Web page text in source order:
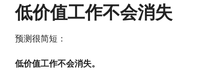
低价值工作不会消失
预测很简短：
低价值工作不会消失。